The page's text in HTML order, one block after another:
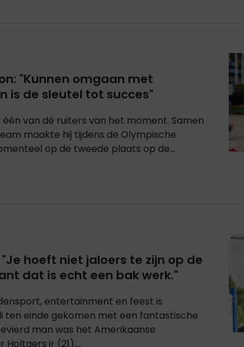
"Kunnen omgaan met
is de sleutel tot succes"
één van dé ruiters van het moment. Samen
maakte hij tijdens de Olympische
op de tweede plaats op de...
hoeft niet jaloers te zijn op de
dat is echt een bak werk."
entertainment en feest is
ten einde gekomen met een fantastische
man was het Amerikaanse
jr (21),...